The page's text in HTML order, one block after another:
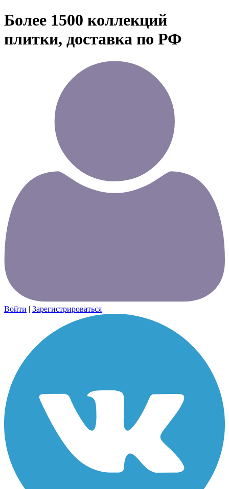
Более 1500 коллекций
плитки, доставка по РФ
Войти | Зарегистрироваться